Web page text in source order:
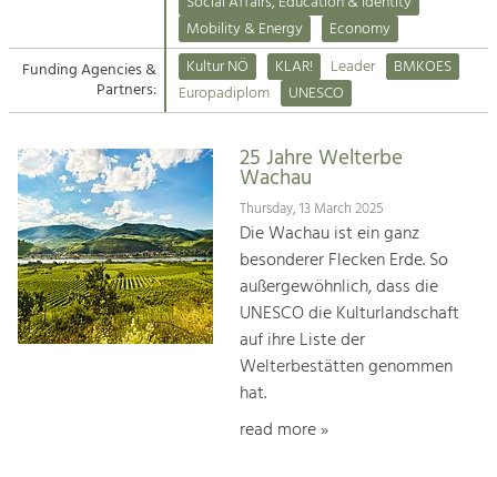
Suche
Impressum
Kontakt
Tourism
Offer Development and Positioning
Art & Culture
Crafts, Science and Research.
Social Affairs, Education
& Identity
Equality, Youth and Integration.
Climate Change, Public Transport and
Mobility & Energy
Economy
Funding Agencies &
Partners:
Kultur NÖ KLAR! Leader
BMKOES
Europadiplom
UNESCO
25 Jahre Welterbe
Wachau
Thursday, 13 March 2025
Die Wachau ist ein ganz
besonderer Flecken Erde. So
außergewöhnlich, dass die
UNESCO die Kulturlandschaft
auf ihre Liste der
Welterbestätten genommen
hat.
read more »